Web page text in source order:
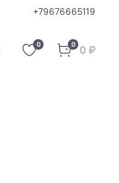
+79676665119
0 0 0 ₽